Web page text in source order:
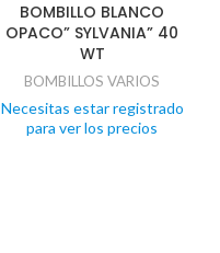
BOMBILLO BLANCO
OPACO” SYLVANIA” 40
WT
BOMBILLOS VARIOS
Necesitas estar registrado
para ver los precios